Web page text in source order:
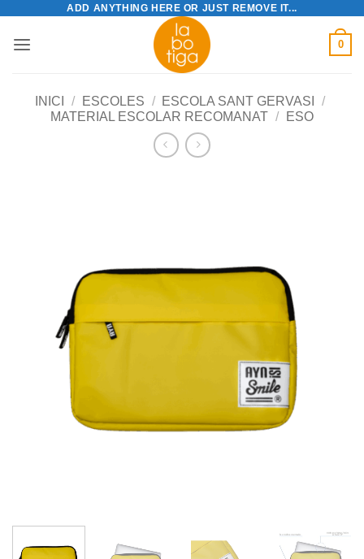
content
ADD ANYTHING HERE OR JUST REMOVE IT...
0
INICI / ESCOLES / ESCOLA SANT GERVASI
/
MATERIAL ESCOLAR RECOMANAT / ESO